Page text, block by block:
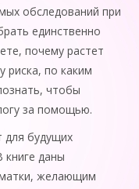
обследований при
единственно
почему растет
риска, по каким
чтобы
за помощью.
для будущих
даны
желающим